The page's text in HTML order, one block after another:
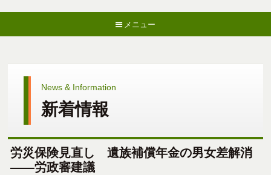
メニュー
News & Information
新着情報
労災保険見直し 遺族補償年金の男女差解消
――労政審建議